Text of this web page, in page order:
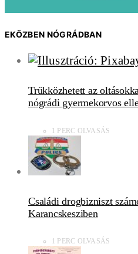
EKÖZBEN NÓGRÁDBAN
Trükközhetett az
nógrádi gyermekorvos
1 PERC OLVASÁS
Családi drogbizniszt
Karancskesziben
1 PERC OLVASÁS